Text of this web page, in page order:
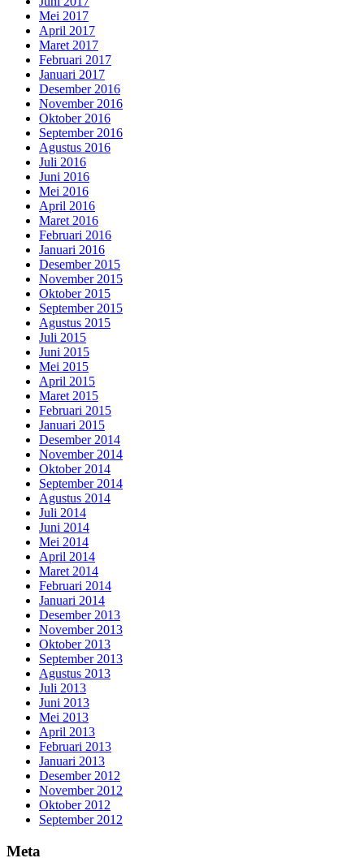
Mei 2017
April 2017
Maret 2017
Februari 2017
Januari 2017
Desember 2016
November 2016
Oktober 2016
September 2016
Agustus 2016
Juli 2016
Juni 2016
Mei 2016
April 2016
Maret 2016
Februari 2016
Januari 2016
Desember 2015
November 2015
Oktober 2015
September 2015
Agustus 2015
Juli 2015
Juni 2015
Mei 2015
April 2015
Maret 2015
Februari 2015
Januari 2015
Desember 2014
November 2014
Oktober 2014
September 2014
Agustus 2014
Juli 2014
Juni 2014
Mei 2014
April 2014
Maret 2014
Februari 2014
Januari 2014
Desember 2013
November 2013
Oktober 2013
September 2013
Agustus 2013
Juli 2013
Juni 2013
Mei 2013
April 2013
Februari 2013
Januari 2013
Desember 2012
November 2012
Oktober 2012
September 2012
Meta